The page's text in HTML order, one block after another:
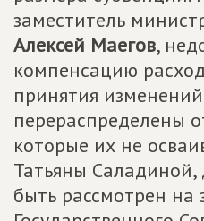
заместитель
Алексей Маегов,
компенсацию
принятия
перераспределены
которые их не
Татьяны
быть рассмотрен на